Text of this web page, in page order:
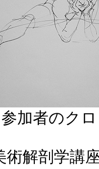
参加者のク
術解剖学講